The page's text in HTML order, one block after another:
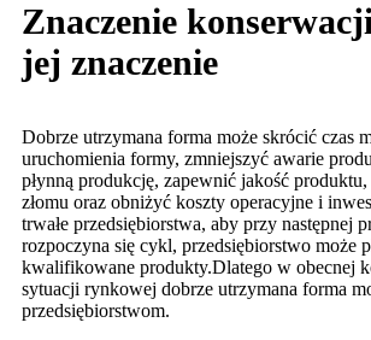
Znaczenie
jej znaczenie
Dobrze utrzymana forma może skrócić czas
uruchomienia formy, zmniejszyć awarie
płynną produkcję, zapewnić jakość
złomu oraz obniżyć koszty operacyjne i
trwałe przedsiębiorstwa, aby przy następnej
rozpoczyna się cykl, przedsiębiorstwo może
kwalifikowane produkty.Dlatego w obecnej
sytuacji rynkowej dobrze utrzymana forma
przedsiębiorstwom.